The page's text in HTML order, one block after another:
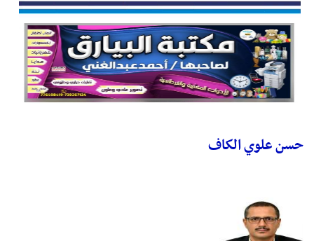
حسن علوي الكاف